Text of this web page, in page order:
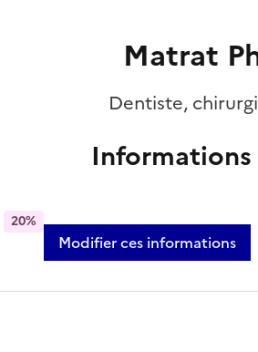
Matrat
Dentiste,
Informations
20%
Modifier ces informations